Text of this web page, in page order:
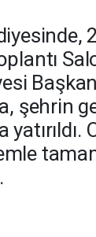
şehrin